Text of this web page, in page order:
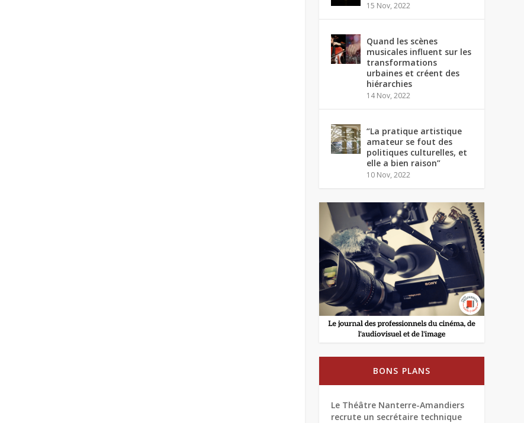
15 Nov, 2022
Quand les scènes
musicales influent sur les
transformations
urbaines et créent des
hiérarchies
14 Nov, 2022
“La pratique artistique
amateur se fout des
politiques culturelles, et
elle a bien raison”
10 Nov, 2022
BONS PLANS
Le Théâtre Nanterre-Amandiers
recrute un secrétaire technique